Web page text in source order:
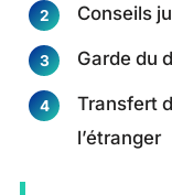
Conseils
Garde du
Transfert
l’étranger